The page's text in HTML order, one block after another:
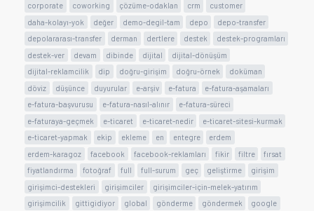
corporate
coworking çözüme-odaklan crm
customer
daha-kolayı-yok
değer demo-degil-tam depo
depo-transfer
depolararası-transfer
derman dertlere destek
destek-programları
destek-ver
devam dibinde dijital
dijital-dönüşüm
dijital-reklamcilik
dip doğru-girişim doğru-örnek
doküman
döviz
düşünce duyurular e-arşiv e-fatura
e-fatura-aşamaları
e-fatura-başvurusu
e-fatura-nasıl-alınır
e-fatura-süreci
e-faturaya-geçmek
e-ticaret e-ticaret-nedir
e-ticaret-sitesi-kurmak
e-ticaret-yapmak
ekip ekleme en entegre
erdem
erdem-karagoz
facebook facebook-reklamları fikir filtre
fırsat
fiyatlandırma
fotoğraf full full-surum geç geliştirme
girişim
girişimci-destekleri
girişimciler
girişimciler-için-melek-yatırım
girişimcilik
gittigidiyor global gönderme göndermek
google